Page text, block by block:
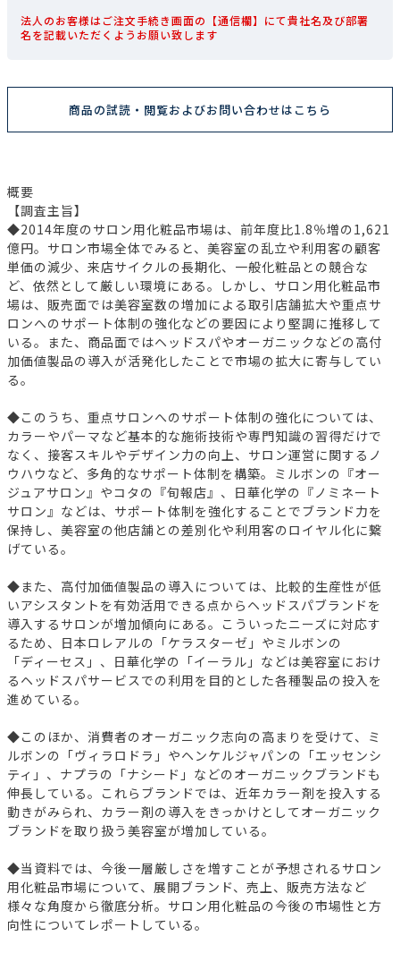
法人のお客様はご注文手続き画面の【通信欄】にて貴社名及び部署
名を記載いただくようお願い致します
商品の試読・閲覧およびお問い合わせはこちら
概要
【調査主旨】
◆2014年度のサロン用化粧品市場は、前年度比1.8％増の1,621
億円。サロン市場全体でみると、美容室の乱立や利用客の顧客
単価の減少、来店サイクルの長期化、一般化粧品との競合な
ど、依然として厳しい環境にある。しかし、サロン用化粧品市
場は、販売面では美容室数の増加による取引店舗拡大や重点サ
ロンへのサポート体制の強化などの要因により堅調に推移して
いる。また、商品面ではヘッドスパやオーガニックなどの高付
加価値製品の導入が活発化したことで市場の拡大に寄与してい
る。
◆このうち、重点サロンへのサポート体制の強化については、
カラーやパーマなど基本的な施術技術や専門知識の習得だけで
なく、接客スキルやデザイン力の向上、サロン運営に関するノ
ウハウなど、多角的なサポート体制を構築。ミルボンの『オー
ジュアサロン』やコタの『旬報店』、日華化学の『ノミネート
サロン』などは、サポート体制を強化することでブランド力を
保持し、美容室の他店舗との差別化や利用客のロイヤル化に繋
げている。
◆また、高付加価値製品の導入については、比較的生産性が低
いアシスタントを有効活用できる点からヘッドスパブランドを
導入するサロンが増加傾向にある。こういったニーズに対応す
るため、日本ロレアルの「ケラスターゼ」やミルボンの
「ディーセス」、日華化学の「イーラル」などは美容室におけ
るヘッドスパサービスでの利用を目的とした各種製品の投入を
進めている。
◆このほか、消費者のオーガニック志向の高まりを受けて、ミ
ルボンの「ヴィラロドラ」やヘンケルジャパンの「エッセンシ
ティ」、ナプラの「ナシード」などのオーガニックブランドも
伸長している。これらブランドでは、近年カラー剤を投入する
動きがみられ、カラー剤の導入をきっかけとしてオーガニック
ブランドを取り扱う美容室が増加している。
◆当資料では、今後一層厳しさを増すことが予想されるサロン
用化粧品市場について、展開ブランド、売上、販売方法など
様々な角度から徹底分析。サロン用化粧品の今後の市場性と方
向性についてレポートしている。